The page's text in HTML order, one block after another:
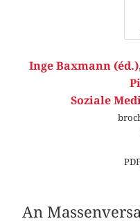
Inge Baxmann (éd.)
Soziale
An